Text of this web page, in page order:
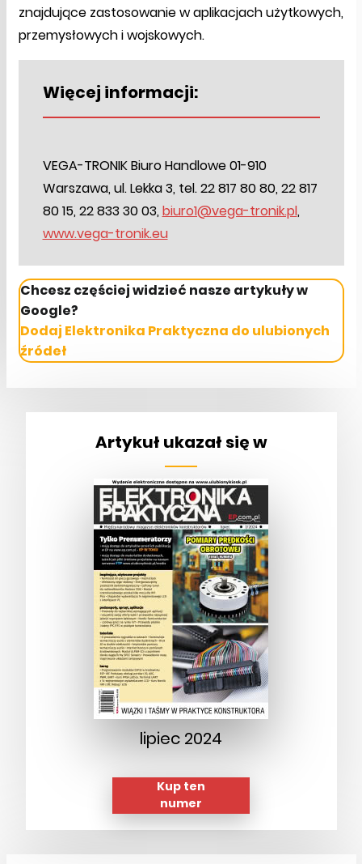
znajdujące zastosowanie w aplikacjach użytkowych,
przemysłowych i wojskowych.
Więcej informacji:
VEGA-TRONIK Biuro Handlowe 01-910
Warszawa, ul. Lekka 3, tel. 22 817 80 80, 22 817
80 15, 22 833 30 03, biuro1@vega-tronik.pl,
www.vega-tronik.eu
Chcesz częściej widzieć nasze artykuły w
Google?
Dodaj Elektronika Praktyczna do ulubionych
źródeł
Artykuł ukazał się w
lipiec 2024
Kup ten
numer